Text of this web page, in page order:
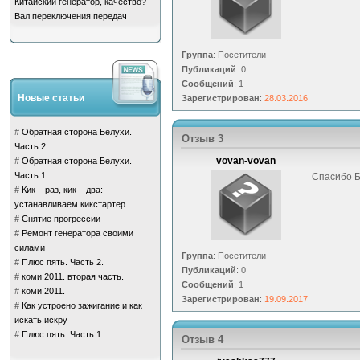
Вал переключения передач
Новые статьи
# Обратная сторона Белухи.
Часть 2.
# Обратная сторона Белухи.
Часть 1.
# Кик – раз, кик – два:
устанавливаем кикстартер
# Снятие прогрессии
# Ремонт генератора своими
силами
# Плюс пять. Часть 2.
# коми 2011. вторая часть.
# коми 2011.
# Как устроено зажигание и как
искать искру
# Плюс пять. Часть 1.
Группа: Посетители
Публикаций: 0
Сообщений: 1
Зарегистрирован: 28.03.2016
Отзыв 3
vovan-vovan
Группа: Посетители
Публикаций: 0
Сообщений: 1
Зарегистрирован: 19.09.2017
Спасибо
Отзыв 4